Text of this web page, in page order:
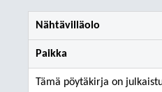
Nähtävilläolo
Paikka
Tämä pöytäkirja on